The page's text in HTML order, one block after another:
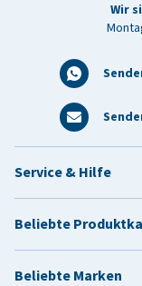
Wir
Service & Hilfe
Beliebte
Beliebte Marken